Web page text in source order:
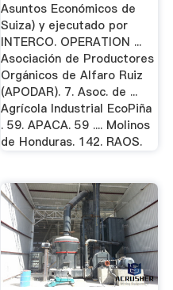
Asuntos Económicos de
Suiza) y ejecutado por
INTERCO. OPERATION ...
Asociación de Productores
Orgánicos de Alfaro Ruiz
(APODAR). 7. Asoc. de ...
Agrícola Industrial EcoPiña
. 59. APACA. 59 .... Molinos
de Honduras. 142. RAOS.